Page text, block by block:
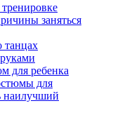
заняться
танцах
для ребенка
для
наилучший